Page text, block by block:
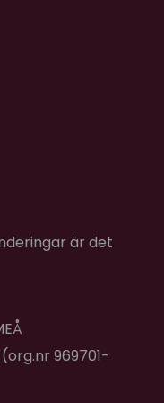
är det
969701-